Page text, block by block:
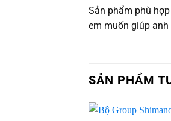
Sản phẩm phù
em muốn giúp
SẢN PHẨM